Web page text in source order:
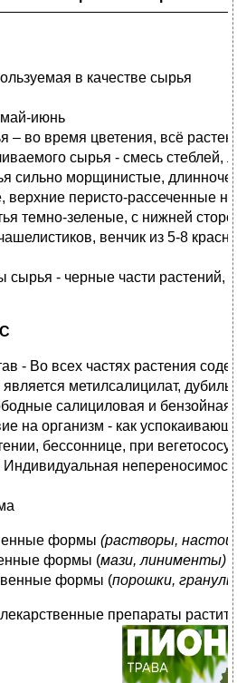
в качестве сырья
май-июнь
– во время цветения, всё
сырья - смесь стеблей,
сильно морщинистые,
верхние перисто-рассеченные
темно-зеленые, с нижней
венчик из 5-8
- черные части растений,
- Во всех частях растения
является метилсалицилат,
салициловая и бензойная
на организм - как
бессоннице, при
формы (растворы,
формы (мази, линименты)
формы (порошки,
препараты